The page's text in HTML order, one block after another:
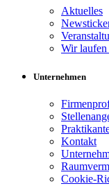
Aktuelles
Wir
Unternehmen
Kontakt
Cookie-